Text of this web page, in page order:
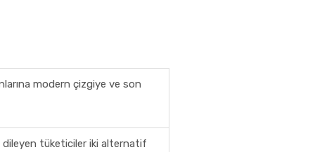
modern çizgiye ve son
dileyen tüketiciler iki alternatif